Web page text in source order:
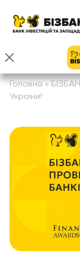
Головна»
України!